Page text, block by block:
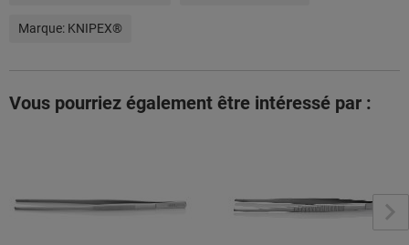
Marque: KNIPEX®
Vous pourriez également être intéressé par :